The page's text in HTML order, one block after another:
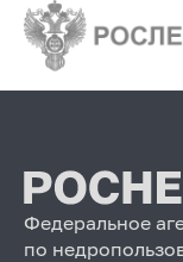
Федеральное
по